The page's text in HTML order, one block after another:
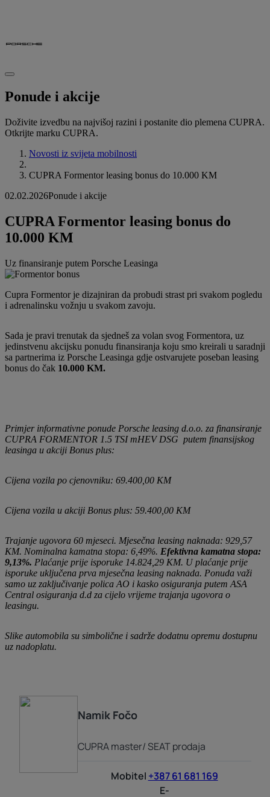
Ponude i akcije
Doživite izvedbu na najvišoj razini i postanite dio plemena CUPRA.
Otkrijte marku CUPRA.
Novosti iz svijeta mobilnosti
CUPRA Formentor leasing bonus do 10.000 KM
02.02.2026Ponude i akcije
CUPRA Formentor leasing bonus do
10.000 KM
Uz finansiranje putem Porsche Leasinga
Cupra Formentor je dizajniran da probudi strast pri svakom pogledu
i adrenalinsku vožnju u svakom zavoju.
Sada je pravi trenutak da sjedneš za volan svog Formentora, uz
jedinstvenu akcijsku ponudu finansiranja koju smo kreirali u saradnji
sa partnerima iz Porsche Leasinga gdje ostvarujete poseban leasing
bonus do čak 10.000 KM.
Primjer informativne ponude Porsche leasing d.o.o. za finansiranje
CUPRA FORMENTOR 1.5 TSI mHEV DSG putem finansijskog
leasinga u akciji Bonus plus:
Cijena vozila po cjenovniku: 69.400,00 KM
Cijena vozila u akciji Bonus plus: 59.400,00 KM
Trajanje ugovora 60 mjeseci. Mjesečna leasing naknada: 929,57
KM. Nominalna kamatna stopa: 6,49%. Efektivna kamatna stopa:
9,13%. Plaćanje prije isporuke 14.824,29 KM. U plaćanje prije
isporuke uključena prva mjesečna leasing naknada. Ponuda važi
samo uz zaključivanje polica AO i kasko osiguranja putem ASA
Central osiguranja d.d za cijelo vrijeme trajanja ugovora o
leasingu.
Slike automobila su simbolične i sadrže dodatnu opremu dostupnu
uz nadoplatu.
Namik Fočo
CUPRA master/ SEAT prodaja
Mobitel +387 61 681 169
E-